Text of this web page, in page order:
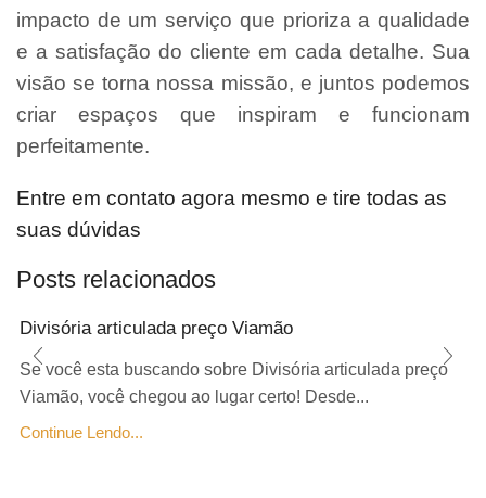
impacto de um serviço que prioriza a qualidade
e a satisfação do cliente em cada detalhe. Sua
visão se torna nossa missão, e juntos podemos
criar espaços que inspiram e funcionam
perfeitamente.
Entre em contato agora mesmo e tire todas as
suas dúvidas
Posts relacionados
Divisória articulada preço Viamão
Se você esta buscando sobre Divisória articulada preço
Viamão, você chegou ao lugar certo! Desde...
Continue Lendo...